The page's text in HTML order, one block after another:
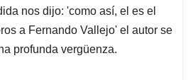
nos dijo: 'como así, el es el
a Fernando Vallejo' el autor se
profunda vergüenza.